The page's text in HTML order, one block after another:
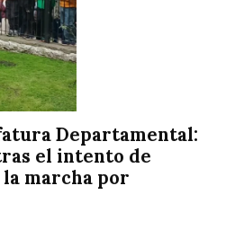
Departamental:
el intento de
marcha por